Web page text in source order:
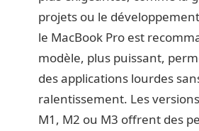
projets ou le
le MacBook Pro est
modèle, plus puissant,
des applications lourdes
ralentissement. Les
M1, M2 ou M3 offrent des